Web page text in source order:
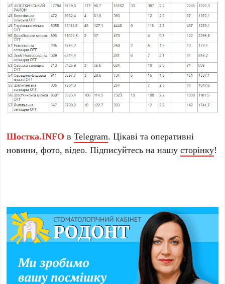
Шостка.INFO вTelegram. Цікаві та оперативні
новини, фото, відео. Підписуйтесь на нашусторінку!